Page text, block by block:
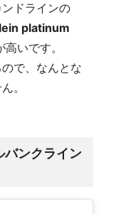
ドラインの
platinum
いです。
で、なんとな
。
ンクライン